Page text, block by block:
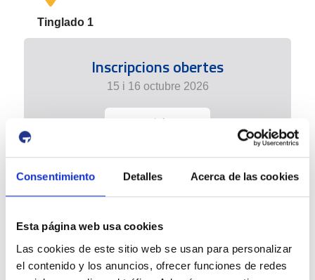
Consentimiento Detalles Acerca de las cookies
Esta página web usa cookies
Las cookies de este sitio web se usan para personalizar
el contenido y los anuncios, ofrecer funciones de redes
Tinglado 1
Inscripcions obertes
15 i 16 octubre 2026
+ info